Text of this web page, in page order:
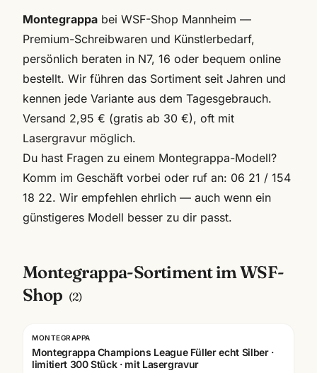
Montegrappa bei WSF-Shop Mannheim —
Premium-Schreibwaren und Künstlerbedarf,
persönlich beraten in N7, 16 oder bequem online
bestellt. Wir führen das Sortiment seit Jahren und
kennen jede Variante aus dem Tagesgebrauch.
Versand 2,95 € (gratis ab 30 €), oft mit
Lasergravur möglich.
Du hast Fragen zu einem Montegrappa-Modell?
Komm im Geschäft vorbei oder ruf an: 06 21 / 154
18 22. Wir empfehlen ehrlich — auch wenn ein
günstigeres Modell besser zu dir passt.
Montegrappa-Sortiment im WSF-
Shop (2)
Gravur
MONTEGRAPPA
Montegrappa Champions League Füller echt Silber ·
limitiert 300 Stück · mit Lasergravur